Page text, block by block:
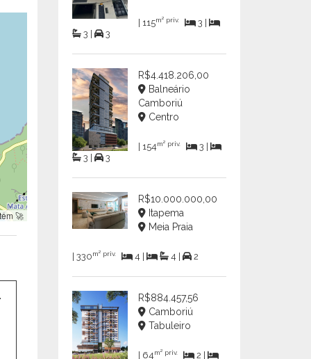
🚀
| 115m² priv.
3 |
3 |
3
R$4.418.206,00
Balneário
Camboriú
Centro
| 154m² priv.
3 |
3 |
3
R$10.000.000,00
Itapema
Meia Praia
| 330m² priv. 4 | 4 | 2
R$884.457,56
Camboriú
Tabuleiro
| 64m² priv.
2 |